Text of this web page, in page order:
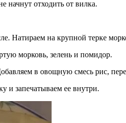
начнут отходить от вилка.
Натираем на крупной терке
морковь, зелень и помидор.
в овощную смесь рис,
и запечатываем ее внутри.